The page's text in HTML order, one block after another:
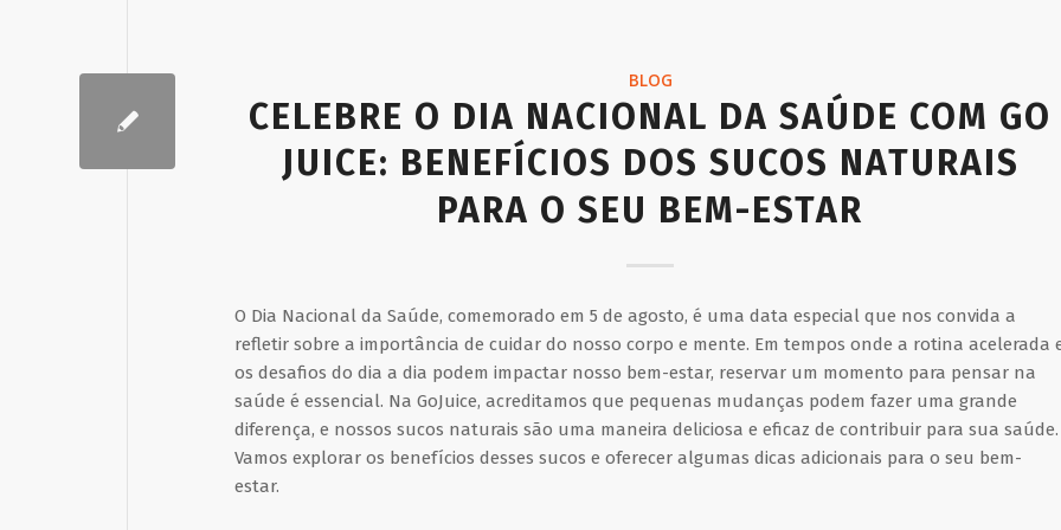
BLOG
CELEBRE O DIA NACIONAL DA SAÚDE COM GO
JUICE: BENEFÍCIOS DOS SUCOS NATURAIS
PARA O SEU BEM-ESTAR
O Dia Nacional da Saúde, comemorado em 5 de agosto, é uma data especial que nos convida a
refletir sobre a importância de cuidar do nosso corpo e mente. Em tempos onde a rotina acelerada
os desafios do dia a dia podem impactar nosso bem-estar, reservar um momento para pensar na
saúde é essencial. Na GoJuice, acreditamos que pequenas mudanças podem fazer uma grande
diferença, e nossos sucos naturais são uma maneira deliciosa e eficaz de contribuir para sua saúde.
Vamos explorar os benefícios desses sucos e oferecer algumas dicas adicionais para o seu bem-
estar.